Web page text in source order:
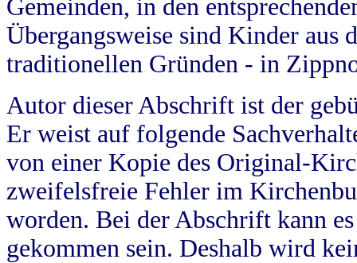
Gemeinden, in den
Übergangsweise sind Kinder aus
traditionellen Gründen - in
Autor dieser Abschrift ist der
Er weist auf folgende
von einer Kopie des Original-
zweifelsfreie Fehler im
worden. Bei der Abschrift kann
gekommen sein. Deshalb wird